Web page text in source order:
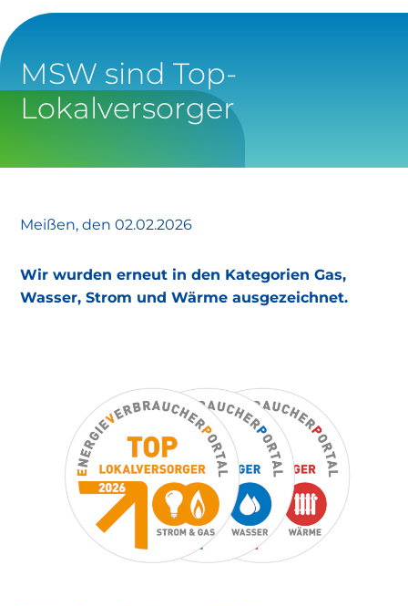
eingeschränkt verfügbar
bewerbung@stadtwerke-meissen.de
MSW sind Top-
Lokalversorger
Meißen, den 02.02.2026
Wir wurden erneut in den Kategorien Gas,
Wasser, Strom und Wärme ausgezeichnet.